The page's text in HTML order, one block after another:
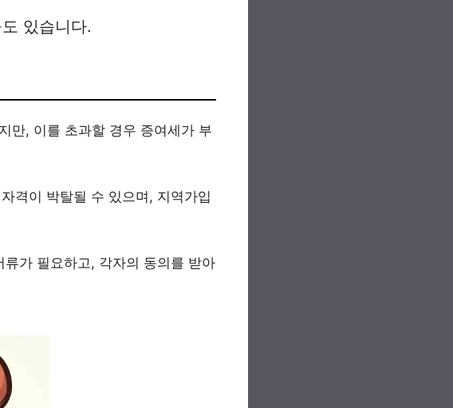
있습니다.
만, 이를 초과할 경우 증여세가 부
격이 박탈될 수 있으며, 지역가입
가 필요하고, 각자의 동의를 받아